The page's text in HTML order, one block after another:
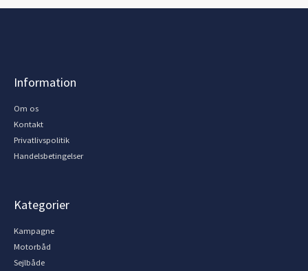
Information
Om os
Kontakt
Privatlivspolitik
Handelsbetingelser
Kategorier
Kampagne
Motorbåd
Sejlbåde